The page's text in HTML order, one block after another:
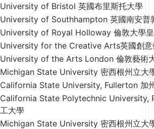
University of Bristol 英國布里斯托大學
University of Southhampton 英國南安普
University of Royal Holloway 倫敦大學
University for the Creative Arts英國創意
University of the Arts London 倫敦藝術
Michigan State University 密西根州立大
California State University, Fullerton 加
California State Polytechnic University,
工大學
Michigan State University 密西根州立大